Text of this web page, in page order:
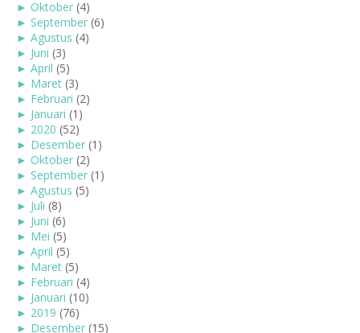
► Oktober (4)
► September (6)
► Agustus (4)
► Juni (3)
► April (5)
► Maret (3)
► Februari (2)
► Januari (1)
► 2020 (52)
► Desember (1)
► Oktober (2)
► September (1)
► Agustus (5)
► Juli (8)
► Juni (6)
► Mei (5)
► April (5)
► Maret (5)
► Februari (4)
► Januari (10)
► 2019 (76)
► Desember (15)